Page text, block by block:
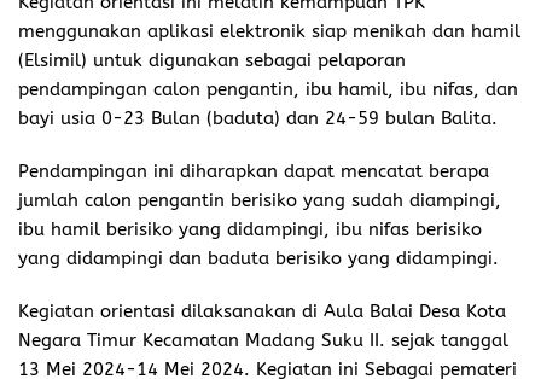
menggunakan aplikasi elektronik siap menikah dan hamil
(Elsimil) untuk digunakan sebagai pelaporan
pendampingan calon pengantin, ibu hamil, ibu nifas, dan
bayi usia 0-23 Bulan (baduta) dan 24-59 bulan Balita.
Pendampingan ini diharapkan dapat mencatat berapa
jumlah calon pengantin berisiko yang sudah diampingi,
ibu hamil berisiko yang didampingi, ibu nifas berisiko
yang didampingi dan baduta berisiko yang didampingi.
Kegiatan orientasi dilaksanakan di Aula Balai Desa Kota
Negara Timur Kecamatan Madang Suku II. sejak tanggal
13 Mei 2024-14 Mei 2024. Kegiatan ini Sebagai pemateri